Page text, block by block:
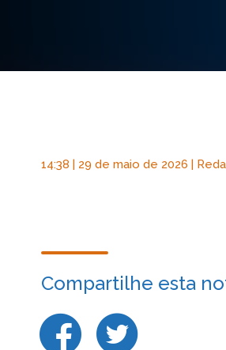
14:38 | 29 de maio de 2026 |
Compartilhe esta